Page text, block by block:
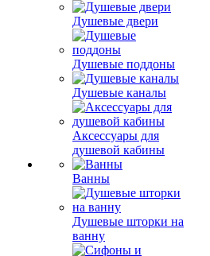
Душевые двери
Душевые поддоны
Душевые каналы
Аксессуары для
душевой кабины
Ванны
Душевые шторки на
ванну